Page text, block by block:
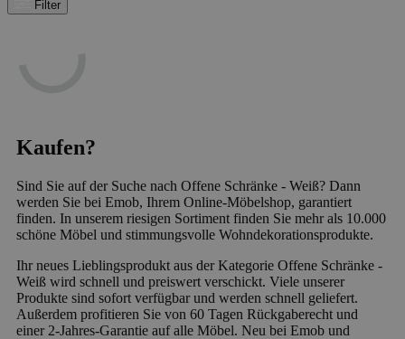
Filter
Kaufen?
Sind Sie auf der Suche nach Offene Schränke - Weiß? Dann
werden Sie bei Emob, Ihrem Online-Möbelshop, garantiert
finden. In unserem riesigen Sortiment finden Sie mehr als 10.000
schöne Möbel und stimmungsvolle Wohndekorationsprodukte.
Ihr neues Lieblingsprodukt aus der Kategorie Offene Schränke -
Weiß wird schnell und preiswert verschickt. Viele unserer
Produkte sind sofort verfügbar und werden schnell geliefert.
Außerdem profitieren Sie von 60 Tagen Rückgaberecht und
einer 2-Jahres-Garantie auf alle Möbel. Neu bei Emob und